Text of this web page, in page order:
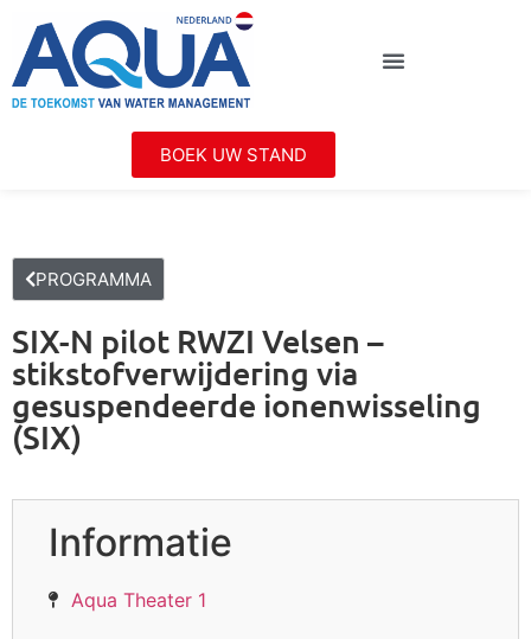
BOEK UW STAND
PROGRAMMA
SIX-N pilot RWZI Velsen –
stikstofverwijdering via
gesuspendeerde ionenwisseling
(SIX)
Informatie
Aqua Theater 1